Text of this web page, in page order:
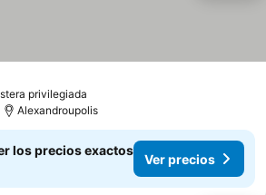
privilegiada
Alexandroupolis
los precios exactos
Ver precios